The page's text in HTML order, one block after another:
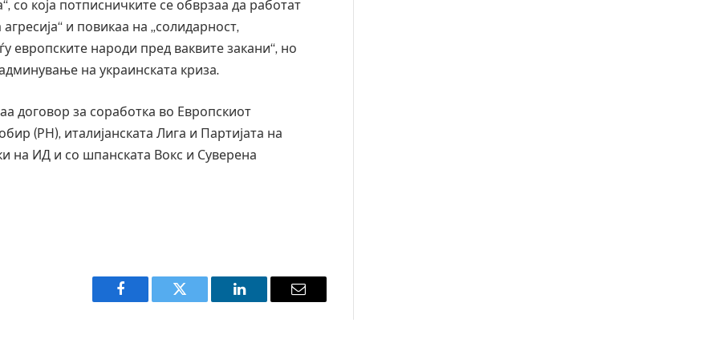
со која потписничките се обврзаа да работат
и повикаа на „солидарност,
европските народи пред ваквите закани“, но
на украинската криза.
договор за соработка во Европскиот
(РН), италијанската Лига и Партијата на
на ИД и со шпанската Вокс и Суверена
Facebook Twitter LinkedIn Email